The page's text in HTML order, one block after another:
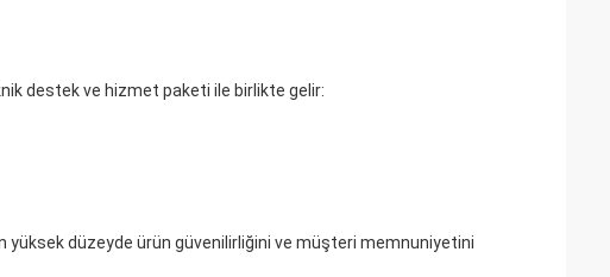
destek ve hizmet paketi ile birlikte gelir:
düzeyde ürün güvenilirliğini ve müşteri memnuniyetini